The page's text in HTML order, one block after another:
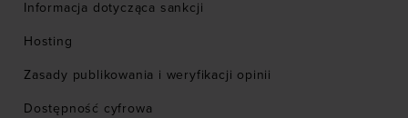
Informacja dotycząca sankcji
Hosting
Zasady publikowania i weryfikacji opinii
Dostępność cyfrowa